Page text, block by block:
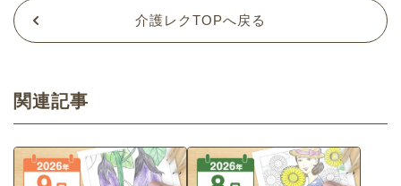
介護レクTOPへ戻る
関連記事